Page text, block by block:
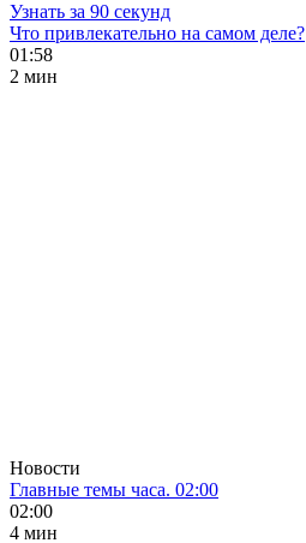
Узнать за 90 секунд
Что привлекательно на самом деле?
01:58
2 мин
Новости
Главные темы часа. 02:00
02:00
4 мин